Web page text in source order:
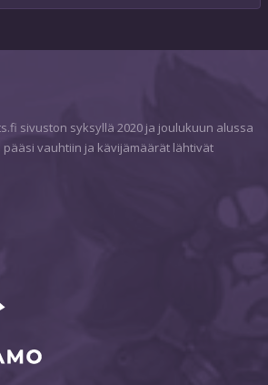
sivuston syksyllä 2020 ja joulukuun alussa
vauhtiin ja kävijämäärät lähtivät